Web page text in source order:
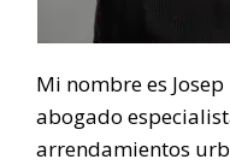
Mi nombre es
abogado
arrendamientos